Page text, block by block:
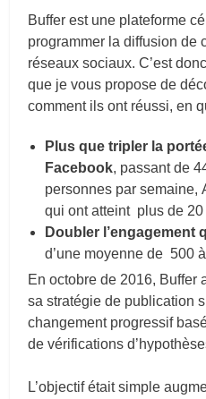
Buffer est une plateforme
programmer la diffusion de
réseaux sociaux. C’est
que je vous propose de
comment ils ont réussi, en
Plus que tripler la
Facebook, passant de
personnes par semaine,
qui ont atteint plus de
Doubler l’engagement
d’une moyenne de 500
En octobre de 2016, Buffer
sa stratégie de publication
changement progressif
de vérifications
L’objectif était simple